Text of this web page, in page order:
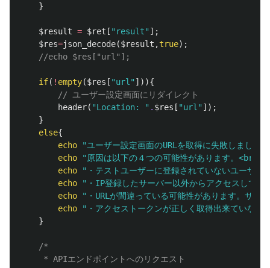
}
$result = $ret [ "result" ];
$res=json_decode($result ,true);
//echo $res["url"];
if( ! empty($res [ "url" ])){
// ユーザー設定画面にリダイレクト
header( "Location: " . $res [ "url" ]);
}
else{
echo
"ユーザー設定画面のURLを取得に失敗しました
echo
"原因は以下の４つの可能性があります。<br>"
echo
"・テストユーザーに登録されていないユーザ
echo
"・IP登録したサーバー以外からアクセスして
echo
"・URLが間違っている可能性があります。サン
echo
"・アクセストークンが正しく取得出来ていな
}
/*